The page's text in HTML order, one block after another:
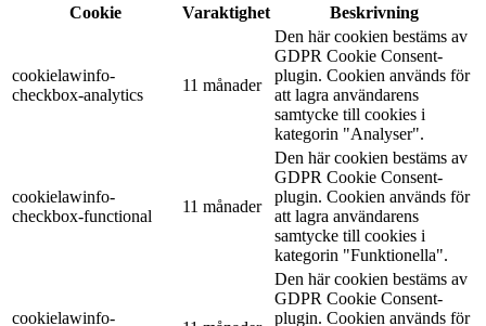
Cookie
Varaktighet Beskrivning
cookielawinfo-
checkbox-analytics
11 månader
Den här cookien bestäms av
GDPR Cookie Consent-
plugin. Cookien används för
att lagra användarens
samtycke till cookies i
kategorin "Analyser".
cookielawinfo-
checkbox-functional
11 månader
Den här cookien bestäms av
GDPR Cookie Consent-
plugin. Cookien används för
att lagra användarens
samtycke till cookies i
kategorin "Funktionella".
cookielawinfo-
Den här cookien bestäms av
GDPR Cookie Consent-
plugin. Cookien används för